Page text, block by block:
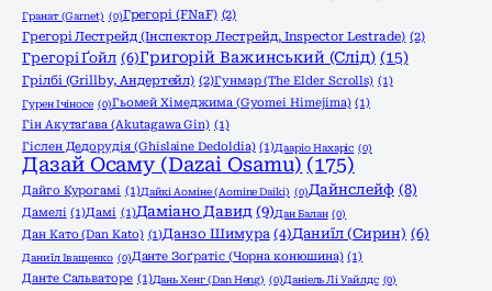
Гранат (Garnet) (0)Грегорі (FNaF) (2)
Грегорі Лестрейд (Інспектор Лестрейд, Inspector Lestrade) (2)
Грегорі Ґойл (6)Григорій Важинський (Слід) (15)
Грілбі (Grillby, Андертейл) (2)Гунмар (The Elder Scrolls) (1)
Гурен Ічіносе (0)Гьомей Хімеджима (Gyomei Himejima) (1)
Гін Акутаґава (Akutagawa Gin) (1)
Гіслен Дедорудія (Ghislaine Dedoldia) (1)Дааріо Нахаріс (0)
Дазай Осаму (Dazai Osamu) (175)
Дайго Курогамі (1)Дайкі Аоміне (Aomine Daiki) (0)Дайнслейф (8)
Дамелі (1)Дамі (1)Даміано Давид (9)Дан Балан (0)
Дан Като (Dan Katо) (1)Данзо Шимура (4)Даниїл (Сирин) (6)
Даниїл Іващенко (0)Данте Зоґратіс (Чорна конюшина) (1)
Данте Сальваторе (1)Дань Хенг (Dan Heng) (0)Даніель Лі Уайлдс (0)